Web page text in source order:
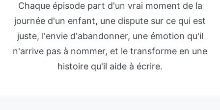
Chaque épisode part d'un vrai moment de la
journée d'un enfant, une dispute sur ce qui est
juste, l'envie d'abandonner, une émotion qu'il
n'arrive pas à nommer, et le transforme en une
histoire qu'il aide à écrire.